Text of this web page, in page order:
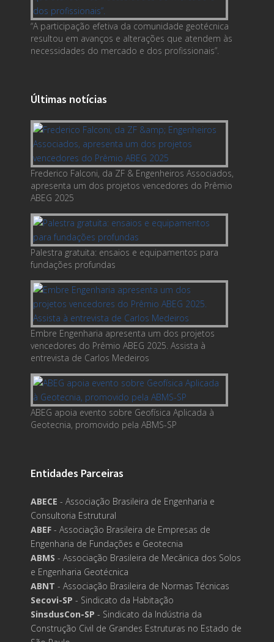
“A participação efetiva da comunidade geotécnica
resultou em avanços e alterações que atendem às
necessidades do mercado e dos profissionais”.
Últimas notícias
Frederico Falconi, da ZF & Engenheiros Associados,
apresenta um dos projetos vencedores do Prêmio
ABEG 2025
Palestra gratuita: ensaios e equipamentos para
fundações profundas
Embre Engenharia apresenta um dos projetos
vencedores do Prêmio ABEG 2025. Assista à
entrevista de Carlos Medeiros
ABEG apoia evento sobre Geofísica Aplicada à
Geotecnia, promovido pela ABMS-SP
Entidades Parceiras
ABECE - Associação Brasileira de Engenharia e
Consultoria Estrutural
ABEF - Associação Brasileira de Empresas de
Engenharia de Fundações e Geotecnia
ABMS - Associação Brasileira de Mecânica dos Solos
e Engenharia Geotécnica
ABNT - Associação Brasileira de Normas Técnicas
Secovi-SP - Sindicato da Habitação
SinsdusCon-SP - Sindicato da Indústria da
Construção Civil de Grandes Estruturas no Estado de